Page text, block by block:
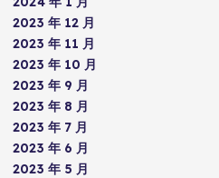
2023 年 12 月
2023 年 11 月
2023 年 10 月
2023 年 9 月
2023 年 8 月
2023 年 7 月
2023 年 6 月
2023 年 5 月